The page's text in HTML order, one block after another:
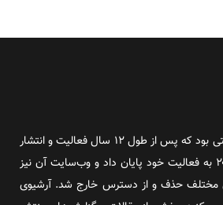
روز آنلاین روزنامه‌ای اینترنتی بود که پس از طول ۱۲ سال فعالیت و انتشار
۲۵۰۰ شماره، در سال ۲۰۱۶ به فعالیت خود پایان داد و وب‌سایت آن نیز
مختلف حذف و از دسترس خارج شد. آرشیوی